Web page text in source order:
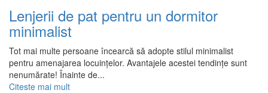
Lenjerii de pat pentru un dormitor
minimalist
Tot mai multe persoane încearcă să adopte stilul minimalist
pentru amenajarea locuințelor. Avantajele acestei tendințe sunt
nenumărate! Înainte de...
Citeste mai mult